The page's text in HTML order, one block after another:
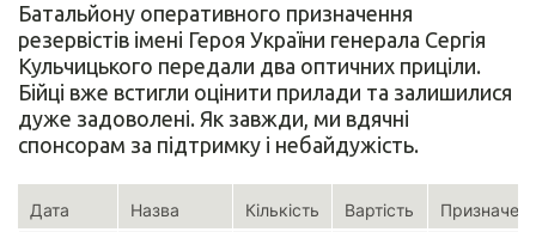
Батальйону оперативного призначення
резервістів імені Героя України генерала Сергія
Кульчицького передали два оптичних приціли.
Бійці вже встигли оцінити прилади та залишилися
дуже задоволені. Як завжди, ми вдячні
спонсорам за підтримку і небайдужість.
Дата Назва Кількість Вартість